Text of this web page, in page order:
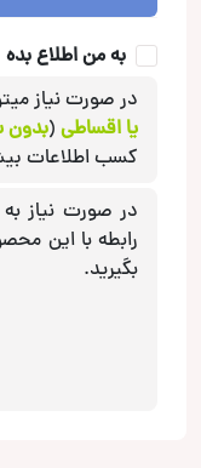
به من اطلاع بده
در صورت نیاز
یا اقساطی (بدون
کسب اطلاعات
در صورت نیاز
رابطه با این
بگیرید.